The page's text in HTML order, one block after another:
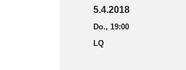
5.4.2018
Do., 19:00
LQ